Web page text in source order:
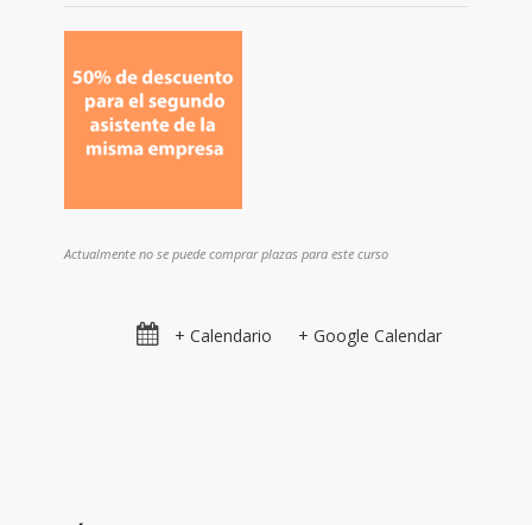
Actualmente no se puede comprar plazas para este curso
+ Calendario + Google Calendar